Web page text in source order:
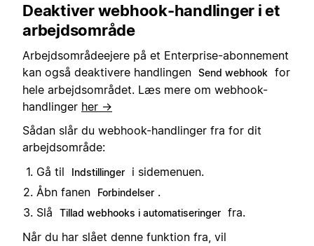
Deaktiver webhook-handlinger i et
arbejdsområde
Arbejdsområdeejere på et Enterprise-abonnement
kan også deaktivere handlingen Send webhook for
hele arbejdsområdet. Læs mere om webhook-
handlinger her →
Sådan slår du webhook-handlinger fra for dit
arbejdsområde:
Gå til
Indstillinger
i sidemenuen.
Åbn fanen
Forbindelser .
Slå
Tillad webhooks i automatiseringer fra.
Når du har slået denne funktion fra, vil